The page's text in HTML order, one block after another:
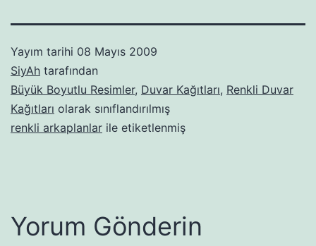
Yayım tarihi 08 Mayıs 2009
SiyAh tarafından
Büyük Boyutlu Resimler, Duvar Kağıtları, Renkli Duvar
Kağıtları olarak sınıflandırılmış
renkli arkaplanlar ile etiketlenmiş
Yorum Gönderin